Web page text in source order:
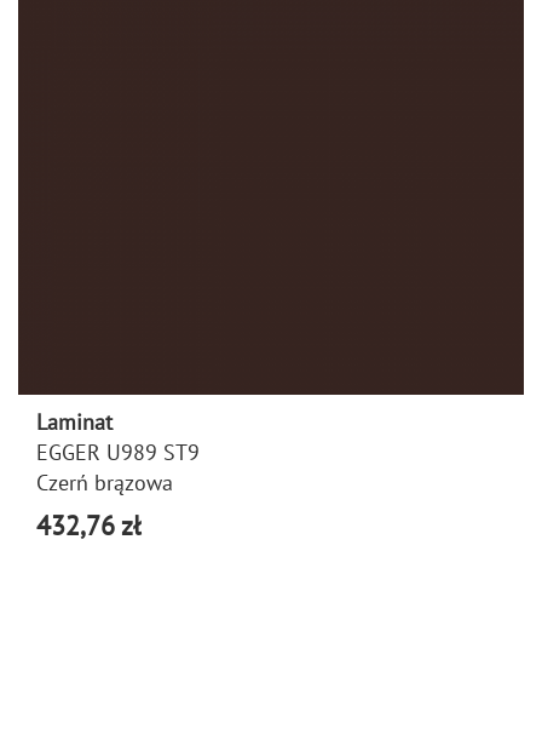
Laminat
EGGER U989 ST9
Czerń brązowa
432,76 zł